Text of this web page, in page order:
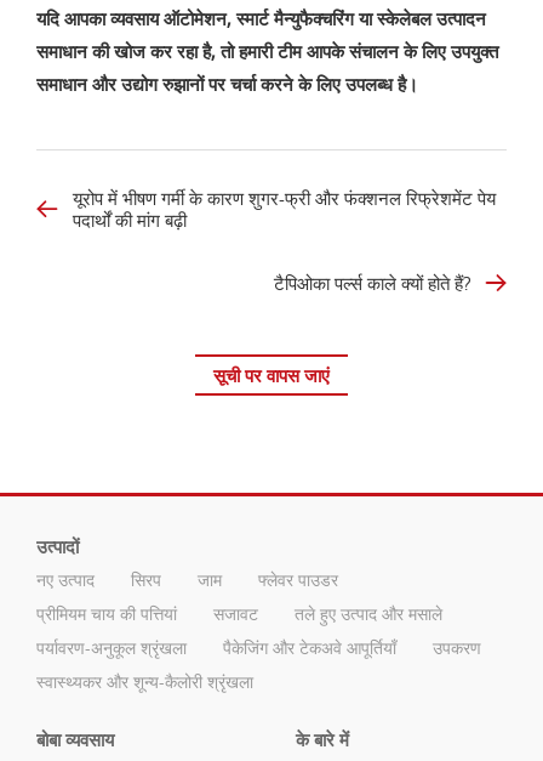
यदि आपका व्यवसाय ऑटोमेशन, स्मार्ट मैन्युफैक्चरिंग या स्केलेबल उत्पादन
समाधान की खोज कर रहा है, तो हमारी टीम आपके संचालन के लिए उपयुक्त
समाधान और उद्योग रुझानों पर चर्चा करने के लिए उपलब्ध है।
यूरोप में भीषण गर्मी के कारण शुगर-फ्री और फंक्शनल रिफ्रेशमेंट पेय
पदार्थों की मांग बढ़ी
टैपिओका पर्ल्स काले क्यों होते हैं?
सूची पर वापस जाएं
उत्पादों
नए उत्पाद सिरप जाम
फ्लेवर पाउडर
प्रीमियम चाय की पत्तियां
सजावट
तले हुए उत्पाद और मसाले
पर्यावरण-अनुकूल श्रृंखला
पैकेजिंग और टेकअवे आपूर्तियाँ
उपकरण
स्वास्थ्यकर और शून्य-कैलोरी श्रृंखला
बोबा व्यवसाय के बारे में